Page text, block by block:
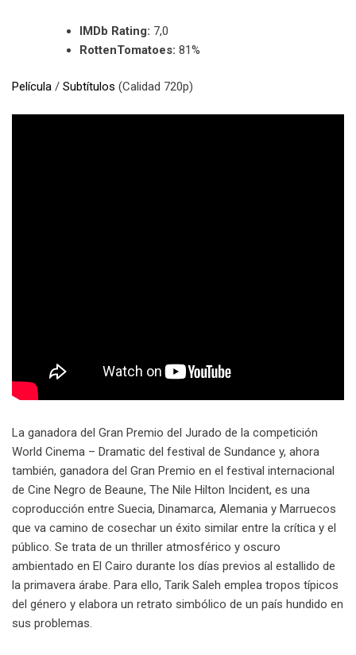
IMDb Rating: 7,0
RottenTomatoes: 81%
Película / Subtítulos (Calidad 720p)
La ganadora del Gran Premio del Jurado de la competición
World Cinema – Dramatic del festival de Sundance y, ahora
también, ganadora del Gran Premio en el festival internacional
de Cine Negro de Beaune, The Nile Hilton Incident, es una
coproducción entre Suecia, Dinamarca, Alemania y Marruecos
que va camino de cosechar un éxito similar entre la crítica y el
público. Se trata de un thriller atmosférico y oscuro
ambientado en El Cairo durante los días previos al estallido de
la primavera árabe. Para ello, Tarik Saleh emplea tropos típicos
del género y elabora un retrato simbólico de un país hundido en
sus problemas.